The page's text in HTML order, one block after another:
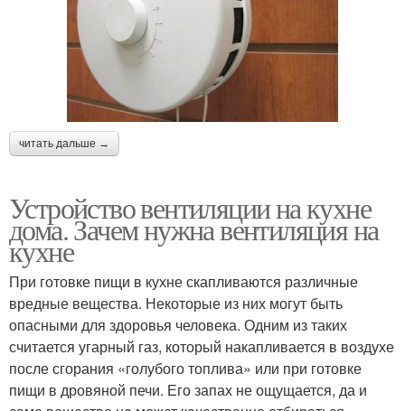
читать дальше →
Устройство вентиляции на кухне
дома. Зачем нужна вентиляция на
кухне
При готовке пищи в кухне скапливаются различные
вредные вещества. Некоторые из них могут быть
опасными для здоровья человека. Одним из таких
считается угарный газ, который накапливается в воздухе
после сгорания «голубого топлива» или при готовке
пищи в дровяной печи. Его запах не ощущается, да и